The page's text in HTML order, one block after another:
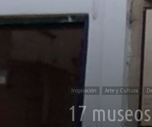
Inspiración Arte y Cultura
17